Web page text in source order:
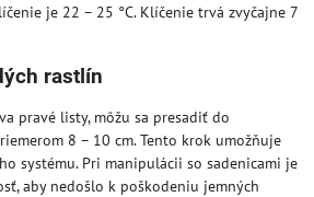
je 22 – 25 °C. Klíčenie trvá zvyčajne 7
rastlín
pravé listy, môžu sa presadiť do
8 – 10 cm. Tento krok umožňuje
systému. Pri manipulácii so sadenicami je
aby nedošlo k poškodeniu jemných